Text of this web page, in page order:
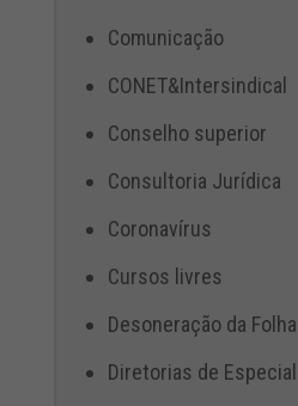
Comunicação
CONET&Intersindical
Conselho superior
Consultoria Jurídica
Coronavírus
Cursos livres
Desoneração da
Diretorias de